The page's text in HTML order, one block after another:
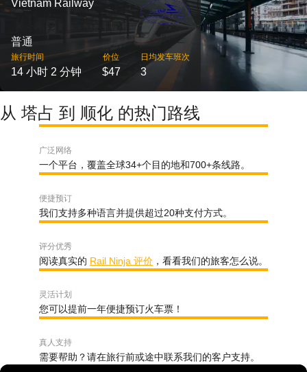
Vietnam Railway
普通
旅行时间
14 小时 2 分钟
价位
$47
日均发车班次
3
从 塔占 到 顺化 的热门路线
广泛网络
一个平台，覆盖全球34+个目的地和700+条线路。
便捷预订
我们支持多种语言并提供超过20种支付方式。
评分优秀
阅读真实的 Rail Ninja 评价 ，看看我们的旅客怎么说。
灵活计划
您可以提前一年便捷预订火车票！
真人支持
需要帮助？请在旅行前或途中联系我们的客户支持。